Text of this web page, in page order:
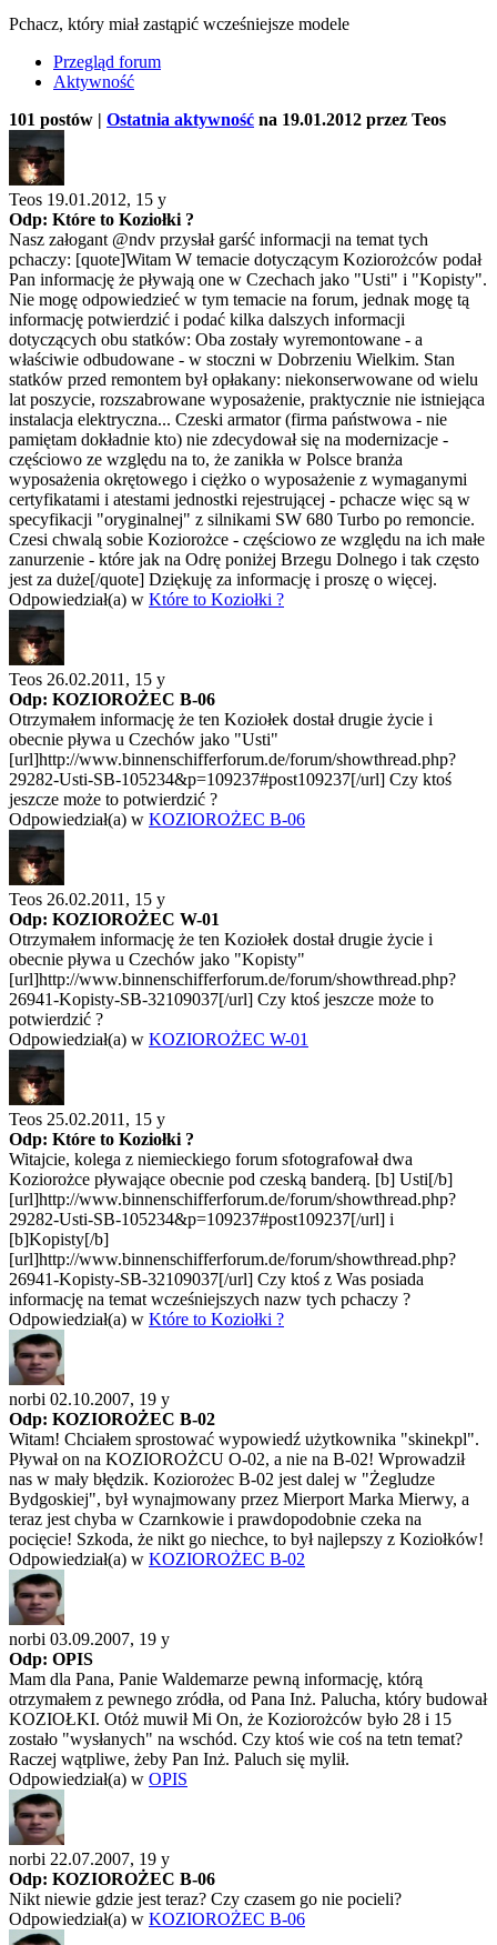
Pchacz, który miał zastąpić wcześniejsze modele
Przegląd forum
Aktywność
101 postów | Ostatnia aktywność na 19.01.2012 przez Teos
Teos 19.01.2012, 15 y
Odp: Które to Koziołki ?
Nasz załogant @ndv przysłał garść informacji na temat tych
pchaczy: [quote]Witam W temacie dotyczącym Koziorożców podał
Pan informację że pływają one w Czechach jako "Usti" i "Kopisty".
Nie mogę odpowiedzieć w tym temacie na forum, jednak mogę tą
informację potwierdzić i podać kilka dalszych informacji
dotyczących obu statków: Oba zostały wyremontowane - a
właściwie odbudowane - w stoczni w Dobrzeniu Wielkim. Stan
statków przed remontem był opłakany: niekonserwowane od wielu
lat poszycie, rozszabrowane wyposażenie, praktycznie nie istniejąca
instalacja elektryczna... Czeski armator (firma państwowa - nie
pamiętam dokładnie kto) nie zdecydował się na modernizacje -
częściowo ze względu na to, że zanikła w Polsce branża
wyposażenia okrętowego i ciężko o wyposażenie z wymaganymi
certyfikatami i atestami jednostki rejestrującej - pchacze więc są w
specyfikacji "oryginalnej" z silnikami SW 680 Turbo po remoncie.
Czesi chwalą sobie Koziorożce - częściowo ze względu na ich małe
zanurzenie - które jak na Odrę poniżej Brzegu Dolnego i tak często
jest za duże[/quote] Dziękuję za informację i proszę o więcej.
Odpowiedział(a) w Które to Koziołki ?
Teos 26.02.2011, 15 y
Odp: KOZIOROŻEC B-06
Otrzymałem informację że ten Koziołek dostał drugie życie i
obecnie pływa u Czechów jako "Usti"
[url]http://www.binnenschifferforum.de/forum/showthread.php?
29282-Usti-SB-105234&p=109237#post109237[/url] Czy ktoś
jeszcze może to potwierdzić ?
Odpowiedział(a) w KOZIOROŻEC B-06
Teos 26.02.2011, 15 y
Odp: KOZIOROŻEC W-01
Otrzymałem informację że ten Koziołek dostał drugie życie i
obecnie pływa u Czechów jako "Kopisty"
[url]http://www.binnenschifferforum.de/forum/showthread.php?
26941-Kopisty-SB-32109037[/url] Czy ktoś jeszcze może to
potwierdzić ?
Odpowiedział(a) w KOZIOROŻEC W-01
Teos 25.02.2011, 15 y
Odp: Które to Koziołki ?
Witajcie, kolega z niemieckiego forum sfotografował dwa
Koziorożce pływające obecnie pod czeską banderą. [b] Usti[/b]
[url]http://www.binnenschifferforum.de/forum/showthread.php?
29282-Usti-SB-105234&p=109237#post109237[/url] i
[b]Kopisty[/b]
[url]http://www.binnenschifferforum.de/forum/showthread.php?
26941-Kopisty-SB-32109037[/url] Czy ktoś z Was posiada
informację na temat wcześniejszych nazw tych pchaczy ?
Odpowiedział(a) w Które to Koziołki ?
norbi 02.10.2007, 19 y
Odp: KOZIOROŻEC B-02
Witam! Chciałem sprostować wypowiedź użytkownika "skinekpl".
Pływał on na KOZIOROŻCU O-02, a nie na B-02! Wprowadził
nas w mały błędzik. Koziorożec B-02 jest dalej w "Żegludze
Bydgoskiej", był wynajmowany przez Mierport Marka Mierwy, a
teraz jest chyba w Czarnkowie i prawdopodobnie czeka na
pocięcie! Szkoda, że nikt go niechce, to był najlepszy z Koziołków!
Odpowiedział(a) w KOZIOROŻEC B-02
norbi 03.09.2007, 19 y
Odp: OPIS
Mam dla Pana, Panie Waldemarze pewną informację, którą
otrzymałem z pewnego zródła, od Pana Inż. Palucha, który budował
KOZIOŁKI. Otóż muwił Mi On, że Koziorożców było 28 i 15
zostało "wysłanych" na wschód. Czy ktoś wie coś na tetn temat?
Raczej wątpliwe, żeby Pan Inż. Paluch się mylił.
Odpowiedział(a) w OPIS
norbi 22.07.2007, 19 y
Odp: KOZIOROŻEC B-06
Nikt niewie gdzie jest teraz? Czy czasem go nie pocieli?
Odpowiedział(a) w KOZIOROŻEC B-06